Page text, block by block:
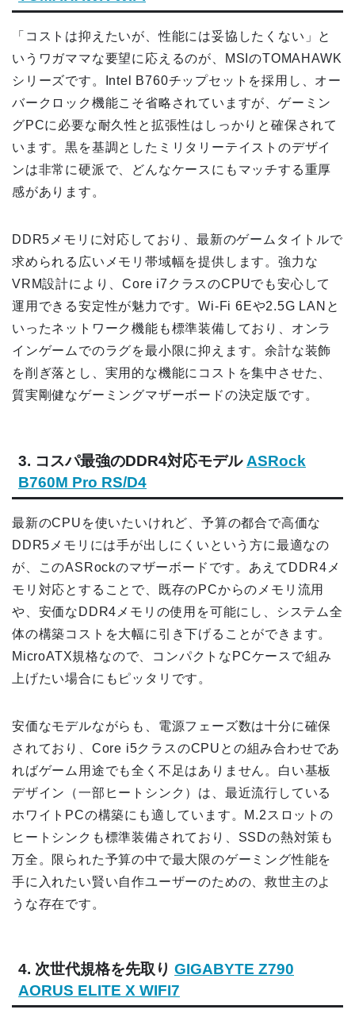
「コストは抑えたいが、性能には妥協したくない」と
いうワガママな要望に応えるのが、MSIのTOMAHAWK
シリーズです。Intel B760チップセットを採用し、オー
バークロック機能こそ省略されていますが、ゲーミン
グPCに必要な耐久性と拡張性はしっかりと確保されて
います。黒を基調としたミリタリーテイストのデザイ
ンは非常に硬派で、どんなケースにもマッチする重厚
感があります。
DDR5メモリに対応しており、最新のゲームタイトルで
求められる広いメモリ帯域幅を提供します。強力な
VRM設計により、Core i7クラスのCPUでも安心して
運用できる安定性が魅力です。Wi-Fi 6Eや2.5G LANと
いったネットワーク機能も標準装備しており、オンラ
インゲームでのラグを最小限に抑えます。余計な装飾
を削ぎ落とし、実用的な機能にコストを集中させた、
質実剛健なゲーミングマザーボードの決定版です。
3. コスパ最強のDDR4対応モデル ASRock
B760M Pro RS/D4
最新のCPUを使いたいけれど、予算の都合で高価な
DDR5メモリには手が出しにくいという方に最適なの
が、このASRockのマザーボードです。あえてDDR4メ
モリ対応とすることで、既存のPCからのメモリ流用
や、安価なDDR4メモリの使用を可能にし、システム全
体の構築コストを大幅に引き下げることができます。
MicroATX規格なので、コンパクトなPCケースで組み
上げたい場合にもピッタリです。
安価なモデルながらも、電源フェーズ数は十分に確保
されており、Core i5クラスのCPUとの組み合わせであ
ればゲーム用途でも全く不足はありません。白い基板
デザイン（一部ヒートシンク）は、最近流行している
ホワイトPCの構築にも適しています。M.2スロットの
ヒートシンクも標準装備されており、SSDの熱対策も
万全。限られた予算の中で最大限のゲーミング性能を
手に入れたい賢い自作ユーザーのための、救世主のよ
うな存在です。
4. 次世代規格を先取り GIGABYTE Z790
AORUS ELITE X WIFI7